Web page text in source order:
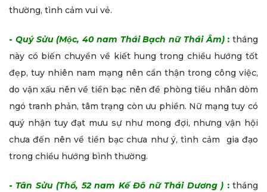
thường, tình cảm vui vẻ.
- Quý Sửu (Mộc, 40 nam Thái Bạch nữ Thái Âm) : tháng
này có biến chuyển về kiết hung trong chiều hướng tốt
đẹp, tuy nhiên nam mạng nên cẩn thận trong công việc,
do vận xấu nên về tiền bạc nên đề phòng tiểu nhân dòm
ngó tranh phản, tâm trạng còn ưu phiền. Nữ mạng tuy có
quý nhận tuy đạt mưu sự như mong đợi, nhưng vận hội
chưa đến nên về tiền bạc chưa như ý, tình cảm gia đạo
trong chiều hướng bình thường.
- Tân Sửu (Thổ, 52 nam Kế Đô nữ Thái Dương ) :tháng